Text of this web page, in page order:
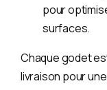
pour
surfaces.
Chaque godet
livraison pour